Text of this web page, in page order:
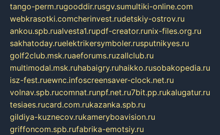
tango-perm.rugooddir.rusgv.sumultiki-online.com
webkrasotki.comcherinvest.rudetskiy-ostrov.ru
ankou.spb.rualvesta1.rupdf-creator.runix-files.org.ru
sakhatoday.ruelektrikersymboler.rusputnikyes.ru
golf2club.msk.ruaeforums.ruzallclub.ru
multimodal.msk.ruhabaigry.ruhaikko.rusobakopedia.ru
isz-fest.ruewnc.infoscreensaver-clock.net.ru
volnav.spb.rucomnat.runpf.net.ru7bit.pp.rukalugatur.ru
tesiaes.rucard.com.rukazanka.spb.ru
gildiya-kuznecov.rukameryboavision.ru
griffoncom.spb.rufabrika-emotsiy.ru